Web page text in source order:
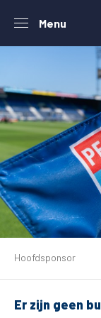
Menu
Tickets
Matchdays
Hoofdsponsor
Er zijn geen